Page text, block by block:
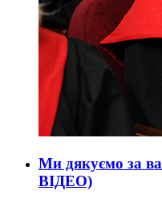
Ми дякуємо за
ВІДЕО)